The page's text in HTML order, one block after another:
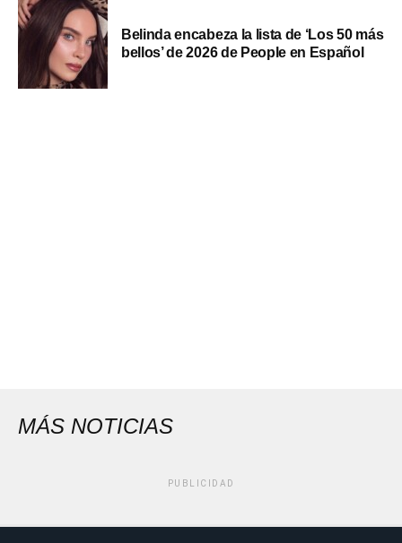
Belinda encabeza la lista de ‘Los 50 más
bellos’ de 2026 de People en Español
MÁS NOTICIAS
PUBLICIDAD